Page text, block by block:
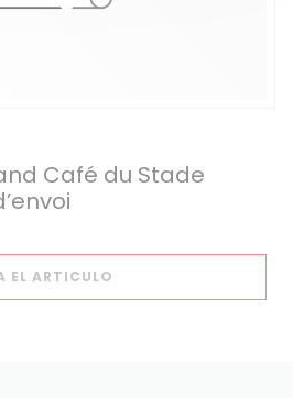
Café du Stade
EL ARTICULO